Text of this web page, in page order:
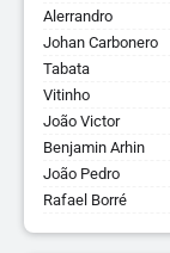
Alerrandro
Johan Carbonero
Tabata
Vitinho
João Victor
Benjamin Arhin
João Pedro
Rafael Borré